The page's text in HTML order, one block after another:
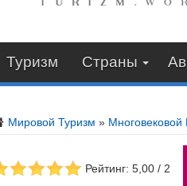
Туризм Страны
Мировой Туризм » Многовековой
Рейтинг: 5,00 / 2